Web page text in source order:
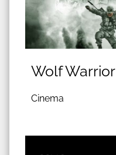
Wolf Warrior
Cinema